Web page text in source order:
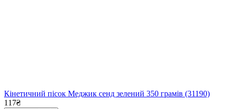
Кінетичний пісок Меджик сенд зелений 350 грамів (31190)
117₴